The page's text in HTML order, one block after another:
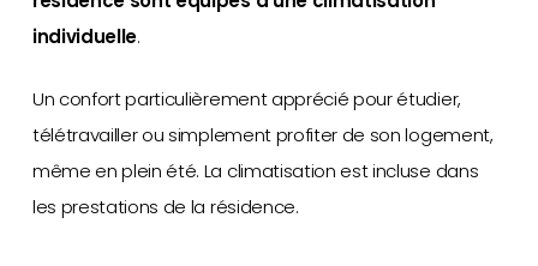
individuelle.
Un confort particulièrement apprécié pour étudier,
télétravailler ou simplement profiter de son logement,
même en plein été. La climatisation est incluse dans
les prestations de la résidence.